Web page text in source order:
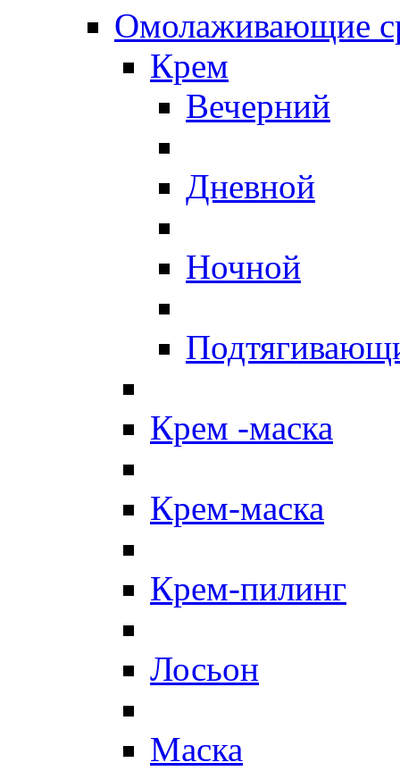
Омолаживающие
Крем
Вечерний
Дневной
Ночной
Крем -маска
Крем-маска
Крем-пилинг
Лосьон
Маска